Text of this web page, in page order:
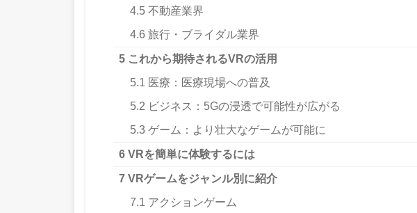
4.5 不動産業界
4.6 旅行・ブライダル業界
5 これから期待されるVRの活用
5.1 医療：医療現場への普及
5.2 ビジネス：5Gの浸透で可能性が広がる
5.3 ゲーム：より壮大なゲームが可能に
6 VRを簡単に体験するには
7 VRゲームをジャンル別に紹介
7.1 アクションゲーム